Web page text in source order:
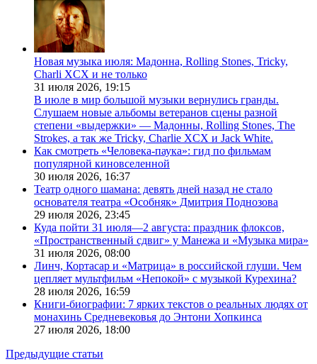
Новая музыка июля: Мадонна, Rolling Stones, Tricky,
Charli XCX и не только
31 июля 2026, 19:15
В июле в мир большой музыки вернулись гранды.
Слушаем новые альбомы ветеранов сцены разной
степени «выдержки» — Мадонны, Rolling Stones, The
Strokes, а так же Tricky, Charlie XCX и Jack White.
Как смотреть «Человека-паука»: гид по фильмам
популярной киновселенной
30 июля 2026, 16:37
Театр одного шамана: девять дней назад не стало
основателя театра «Особняк» Дмитрия Поднозова
29 июля 2026, 23:45
Куда пойти 31 июля—2 августа: праздник флоксов,
«Пространственный сдвиг» у Манежа и «Музыка мира»
31 июля 2026, 08:00
Линч, Кортасар и «Матрица» в российской глуши. Чем
цепляет мультфильм «Непокой» с музыкой Курехина?
28 июля 2026, 16:59
Книги-биографии: 7 ярких текстов о реальных людях от
монахинь Средневековья до Энтони Хопкинса
27 июля 2026, 18:00
Предыдущие статьи